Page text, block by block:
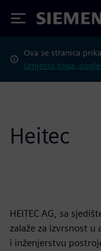
Siemens
Ova se stranica
Umjesto toga,
Heitec
HEITEC AG, sa
zalaže za izvrsnost
i inženjerstvu